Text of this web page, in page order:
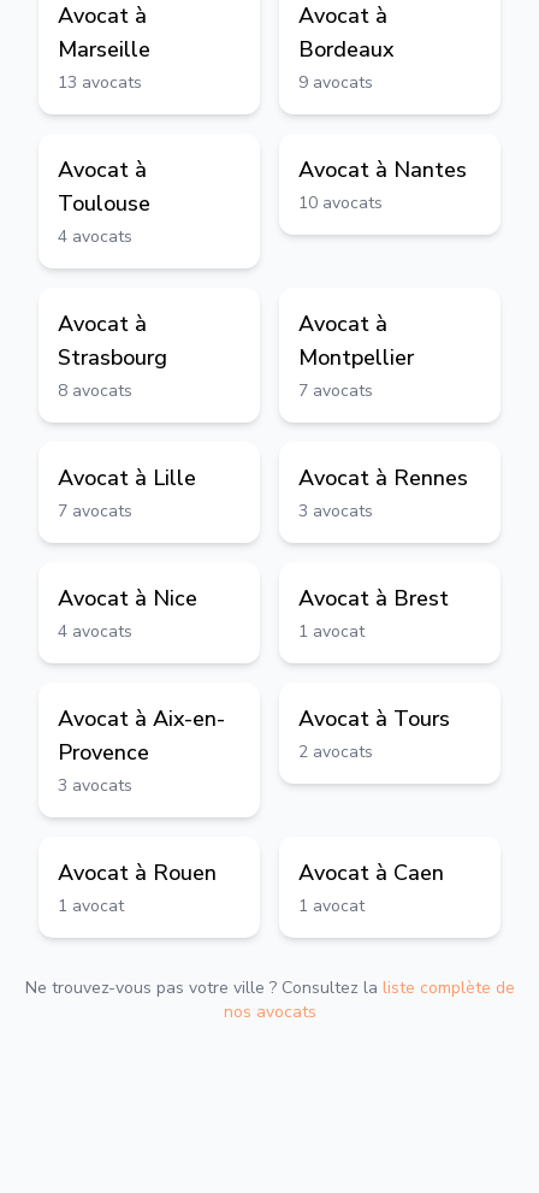
Avocat à
Marseille
13 avocats
Avocat à
Bordeaux
9 avocats
Avocat à
Toulouse
4 avocats
Avocat à Nantes
10 avocats
Avocat à
Strasbourg
8 avocats
Avocat à
Montpellier
7 avocats
Avocat à Lille
7 avocats
Avocat à Rennes
3 avocats
Avocat à Nice
4 avocats
Avocat à Brest
1 avocat
Avocat à Aix-en-
Provence
3 avocats
Avocat à Tours
2 avocats
Avocat à Rouen
1 avocat
Avocat à Caen
1 avocat
Ne trouvez-vous pas votre ville ? Consultez la liste complète de
nos avocats